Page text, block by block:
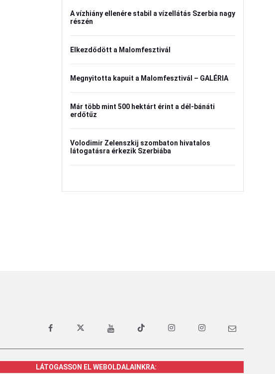
A vízhiány ellenére stabil a vízellátás Szerbia nagy
részén
Elkezdődött a Malomfesztivál
Megnyitotta kapuit a Malomfesztivál – GALÉRIA
Már több mint 500 hektárt érint a dél-bánáti
erdőtűz
Volodimir Zelenszkij szombaton hivatalos
látogatásra érkezik Szerbiába
LÁTOGASSON EL WEBOLDALAINKRA: